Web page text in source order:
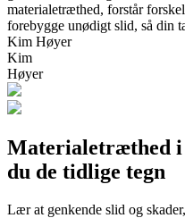
materialetræthed, forstår
forebygge unødigt slid, så din
Kim Høyer
Kim
Høyer
Materialetræthed i
du de tidlige tegn
Lær at genkende slid og